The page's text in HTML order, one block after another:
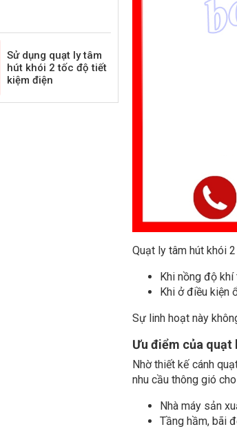
Sử dụng quạt ly tâm
hút khói 2 tốc độ tiết
kiệm điện
Quạt ly tâm hút khói
Khi nồng độ
Khi ở điều kiện
Sự linh hoạt này
Ưu điểm của
Nhờ thiết kế cánh
nhu cầu thông gió
Nhà máy sản
Tầng hầm, bãi